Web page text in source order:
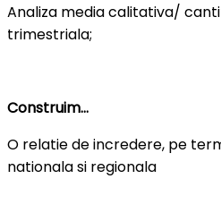
Analiza media calitativa/
trimestriala;
Construim…
O relatie de incredere, pe
nationala si regionala